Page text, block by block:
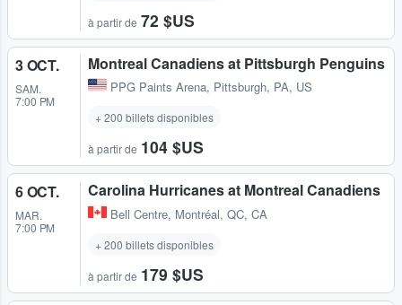
à partir de 72 $US
3 OCT.
SAM.
7:00 PM
Montreal Canadiens at Pittsburgh Penguins
PPG Paints Arena, Pittsburgh, PA, US
+ 200 billets disponibles
à partir de 104 $US
6 OCT.
MAR.
7:00 PM
Carolina Hurricanes at Montreal Canadiens
Bell Centre, Montréal, QC, CA
+ 200 billets disponibles
à partir de 179 $US